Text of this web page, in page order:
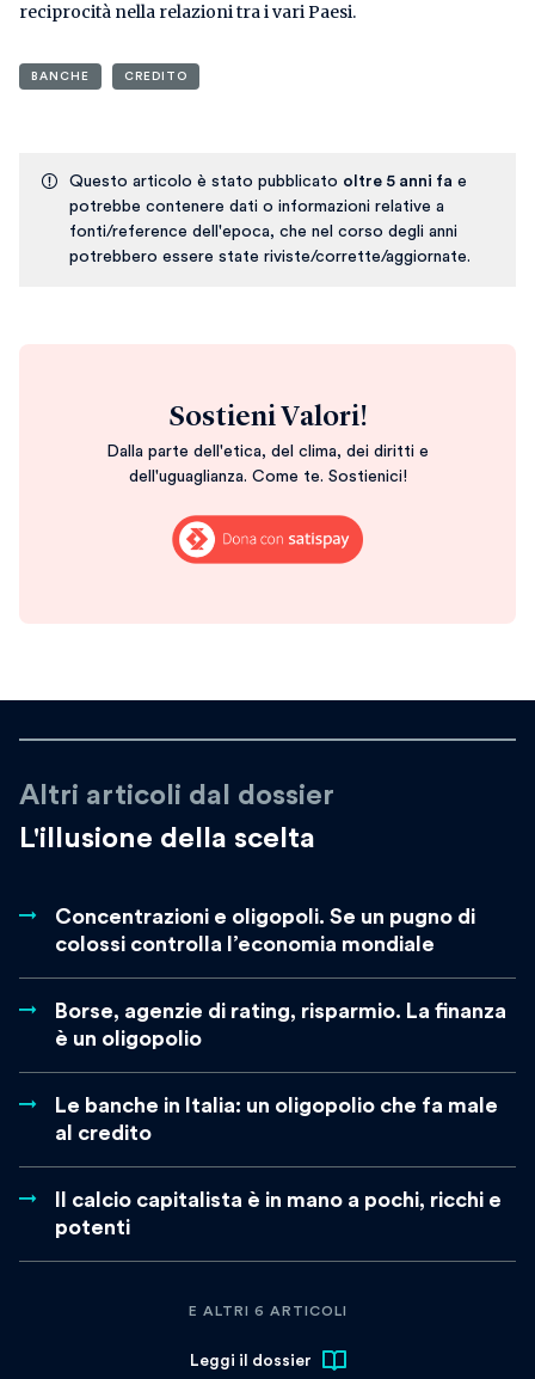
reciprocità nella relazioni tra i vari Paesi.
BANCHE CREDITO
Questo articolo è stato pubblicato oltre 5 anni fa e
potrebbe contenere dati o informazioni relative a
fonti/reference dell'epoca, che nel corso degli anni
potrebbero essere state riviste/corrette/aggiornate.
Sostieni Valori!
Dalla parte dell'etica, del clima, dei diritti e
dell'uguaglianza. Come te. Sostienici!
Altri articoli dal dossier
L'illusione della scelta
Concentrazioni e oligopoli. Se un pugno di
colossi controlla l’economia mondiale
Borse, agenzie di rating, risparmio. La finanza
è un oligopolio
Le banche in Italia: un oligopolio che fa male
al credito
Il calcio capitalista è in mano a pochi, ricchi e
potenti
E ALTRI 6 ARTICOLI
Leggi il dossier